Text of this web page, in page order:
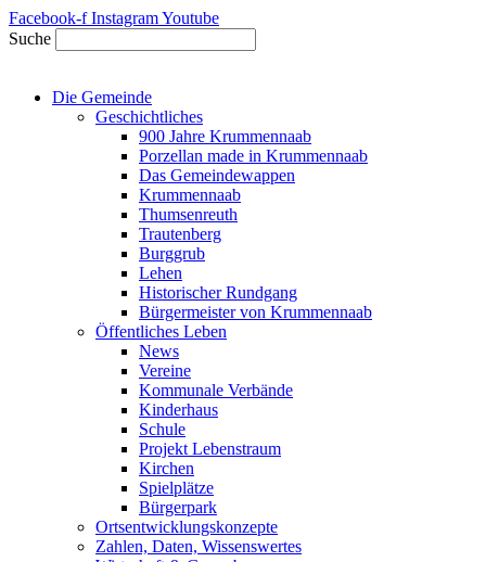
Zum
Inhalt
springen
Facebook-f InstagramYoutube
Suche
Die Gemeinde
Geschichtliches
900 Jahre Krummennaab
Porzellan made in Krummennaab
Das Gemeindewappen
Krummennaab
Thumsenreuth
Trautenberg
Burggrub
Lehen
Historischer Rundgang
Bürgermeister von Krummennaab
Öffentliches Leben
News
Vereine
Kommunale Verbände
Kinderhaus
Schule
Projekt Lebenstraum
Kirchen
Spielplätze
Bürgerpark
Ortsentwicklungskonzepte
Zahlen, Daten, Wissenswertes